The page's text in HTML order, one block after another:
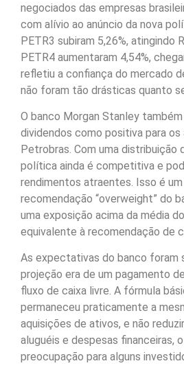
negociados das empresas
com alívio ao anúncio da nova
PETR3 subiram 5,26%, atingindo
PETR4 aumentaram 4,54%,
refletiu a confiança do mercado
não foram tão drásticas quanto
O banco Morgan Stanley
dividendos como positiva para os
Petrobras. Com uma distribuição
política ainda é competitiva e
rendimentos atraentes. Isso é
recomendação “overweight” do
uma exposição acima da média
equivalente à recomendação de
As expectativas do banco foram
projeção era de um pagamento
fluxo de caixa livre. A fórmula
permaneceu praticamente a
aquisições de ativos, e não
aluguéis e despesas financeiras,
preocupação para alguns